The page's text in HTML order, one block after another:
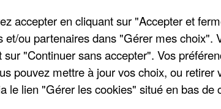
à 14h30
à 20h00
accepter en cliquant sur "Accepter et
et/ou partenaires dans "Gérer mes choix".
sur "Continuer sans accepter". Vos
pouvez mettre à jour vos choix, ou retirer
le lien "Gérer les cookies" situé en bas de